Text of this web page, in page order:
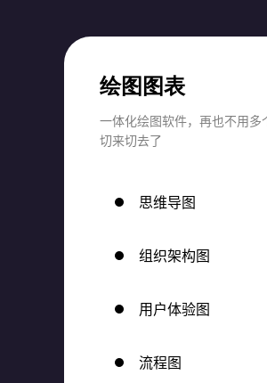
绘图图表
一体化绘图软件，再也不用多
切来切去了
思维导图
组织架构图
用户体验图
流程图